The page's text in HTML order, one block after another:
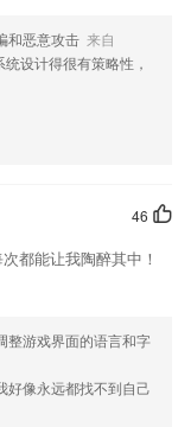
，释放压力，放松心
日打卡，可设定打卡的
保学生能够学习重要的
析
量；
发用户的大脑
和恶意攻击 来自
设计得很有策略性，
46
都能让我陶醉其中！
整游戏界面的语言和字
好像永远都找不到自己